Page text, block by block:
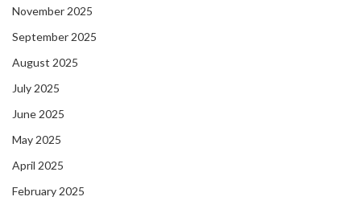
November 2025
September 2025
August 2025
July 2025
June 2025
May 2025
April 2025
February 2025